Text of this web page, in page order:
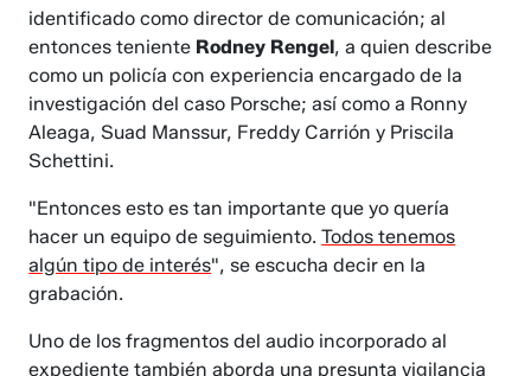
identificado como director de comunicación; al
entonces teniente Rodney Rengel, a quien describe
como un policía con experiencia encargado de la
investigación del caso Porsche; así como a Ronny
Aleaga, Suad Manssur, Freddy Carrión y Priscila
Schettini.
"Entonces esto es tan importante que yo quería
hacer un equipo de seguimiento.Todos tenemos
algún tipo de interés", se escucha decir en la
grabación.
Uno de los fragmentos del audio incorporado al
expediente también aborda una presunta vigilancia